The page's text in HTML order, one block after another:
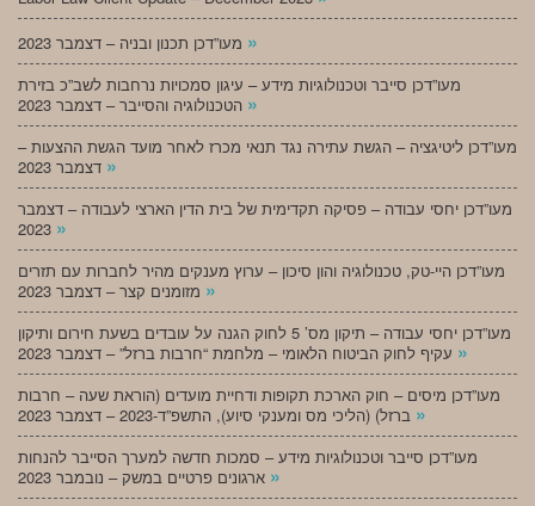
»
מעו”דכן סייבר וטכנולוגיות מידע – עיגון סמכויות נרחבות לשב”כ בזירת
»
מעו”דכן ליטיגציה – הגשת עתירה נגד תנאי מכרז לאחר מועד הגשת ההצעות –
»
מעו”דכן יחסי עבודה – פסיקה תקדימית של בית הדין הארצי לעבודה – דצמבר
»
מעו”דכן היי-טק, טכנולוגיה והון סיכון – ערוץ מענקים מהיר לחברות עם תזרים
»
מעו”דכן יחסי עבודה – תיקון מס’ 5 לחוק הגנה על עובדים בשעת חירום ותיקון
»
מעו”דכן מיסים – חוק הארכת תקופות ודחיית מועדים (הוראת שעה – חרבות
»
מעו”דכן סייבר וטכנולוגיות מידע – סמכות חדשה למערך הסייבר להנחות
»